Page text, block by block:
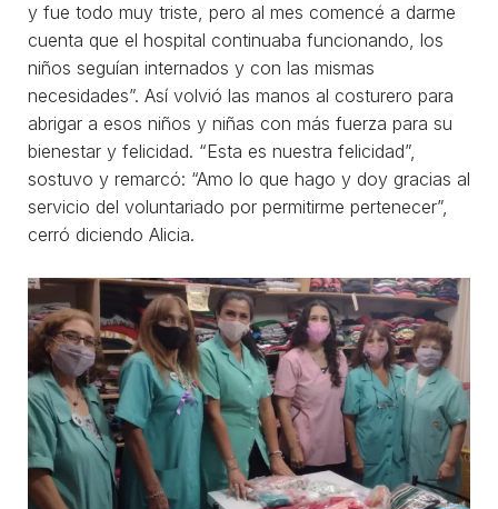
y fue todo muy triste, pero al mes comencé a darme
cuenta que el hospital continuaba funcionando, los
niños seguían internados y con las mismas
necesidades”. Así volvió las manos al costurero para
abrigar a esos niños y niñas con más fuerza para su
bienestar y felicidad. “Esta es nuestra felicidad”,
sostuvo y remarcó: “Amo lo que hago y doy gracias al
servicio del voluntariado por permitirme pertenecer”,
cerró diciendo Alicia.